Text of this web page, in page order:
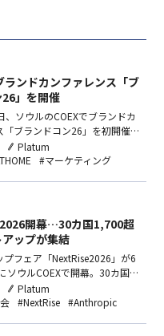
ンドカンファレンス「ブ
」を開催
、ソウルのCOEXでブランドカ
「ブランドコン26」を初開催
が参加。トレンド・戦略・ブ
3セッションを実施し、各ス
Platum
#マーケティング
開幕…30カ国1,700超
ップが集結
プフェア「NextRise2026」が6
ソウルCOEXで開幕。30カ国
ートアップと270社超の企
参加し、1対1の投資相談
Platum
#NextRise #Anthropic